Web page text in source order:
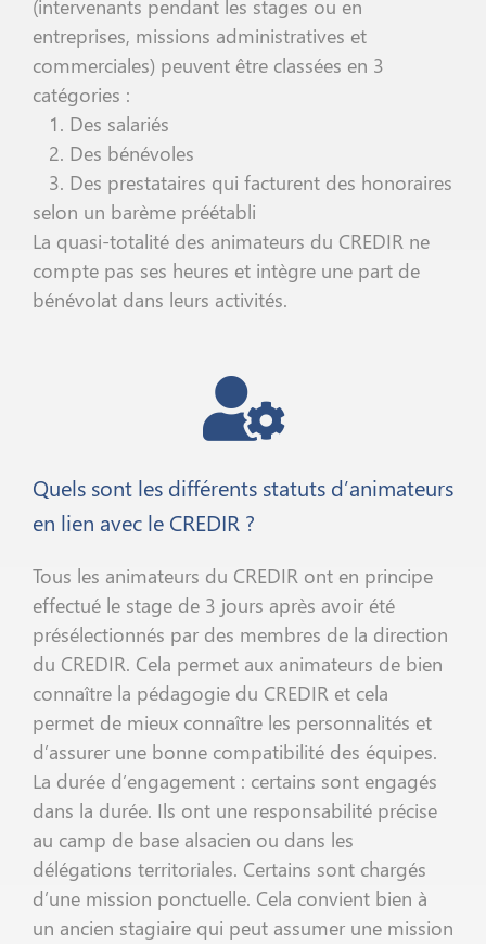
(intervenants pendant les stages ou en
entreprises, missions administratives et
commerciales) peuvent être classées en 3
catégories :
1. Des salariés
2. Des bénévoles
3. Des prestataires qui facturent des honoraires
selon un barème préétabli
La quasi-totalité des animateurs du CREDIR ne
compte pas ses heures et intègre une part de
bénévolat dans leurs activités.
Quels sont les différents statuts d’animateurs
en lien avec le CREDIR ?
Tous les animateurs du CREDIR ont en principe
effectué le stage de 3 jours après avoir été
présélectionnés par des membres de la direction
du CREDIR. Cela permet aux animateurs de bien
connaître la pédagogie du CREDIR et cela
permet de mieux connaître les personnalités et
d’assurer une bonne compatibilité des équipes.
La durée d’engagement : certains sont engagés
dans la durée. Ils ont une responsabilité précise
au camp de base alsacien ou dans les
délégations territoriales. Certains sont chargés
d’une mission ponctuelle. Cela convient bien à
un ancien stagiaire qui peut assumer une mission